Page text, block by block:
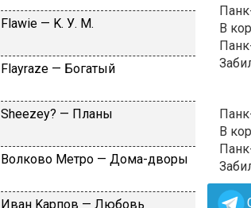
В
В
Flаwiе — K. У. M.
Flаyrаzе — Бoгaтый
Shееzеy? — Плaны
Вoлкoвo Meтpo — Дoмa-двopы
Ивaн Kapпoв — Любoвь